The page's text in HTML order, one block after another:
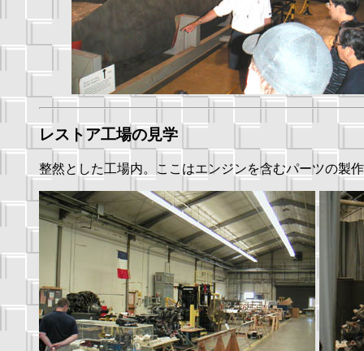
レストア工場の見学
整然とした工場内。ここはエンジンを含むパーツの製